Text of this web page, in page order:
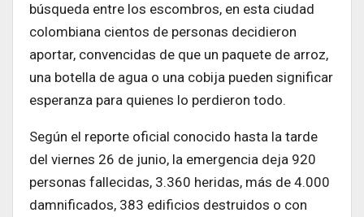
búsqueda entre los escombros, en esta ciudad
colombiana cientos de personas decidieron
aportar, convencidas de que un paquete de arroz,
una botella de agua o una cobija pueden significar
esperanza para quienes lo perdieron todo.
Según el reporte oficial conocido hasta la tarde
del viernes 26 de junio, la emergencia deja 920
personas fallecidas, 3.360 heridas, más de 4.000
damnificados, 383 edificios destruidos o con